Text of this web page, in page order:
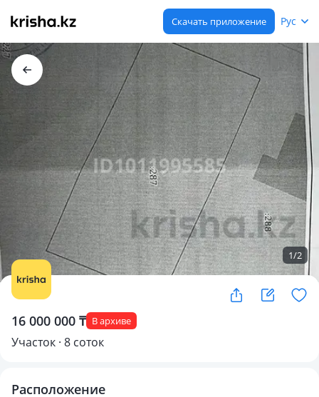
Скачать приложение Рус
1/2
16 000 000 ₸ В архиве
Участок · 8 соток
Расположение